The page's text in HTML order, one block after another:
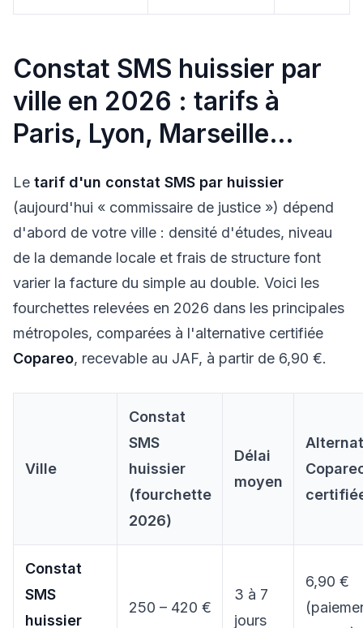
Constat SMS huissier par
ville en 2026 : tarifs à
Paris, Lyon, Marseille…
Le tarif d'un constat SMS par huissier
(aujourd'hui « commissaire de justice ») dépend
d'abord de votre ville : densité d'études, niveau
de la demande locale et frais de structure font
varier la facture du simple au double. Voici les
fourchettes relevées en 2026 dans les principales
métropoles, comparées à l'alternative certifiée
Copareo, recevable au JAF, à partir de 6,90 €.
Ville
Constat
SMS
huissier
(fourchette
2026)
Délai
moyen
Constat
SMS
huissier
250 – 420 €
3 à 7
jours
6,90 €